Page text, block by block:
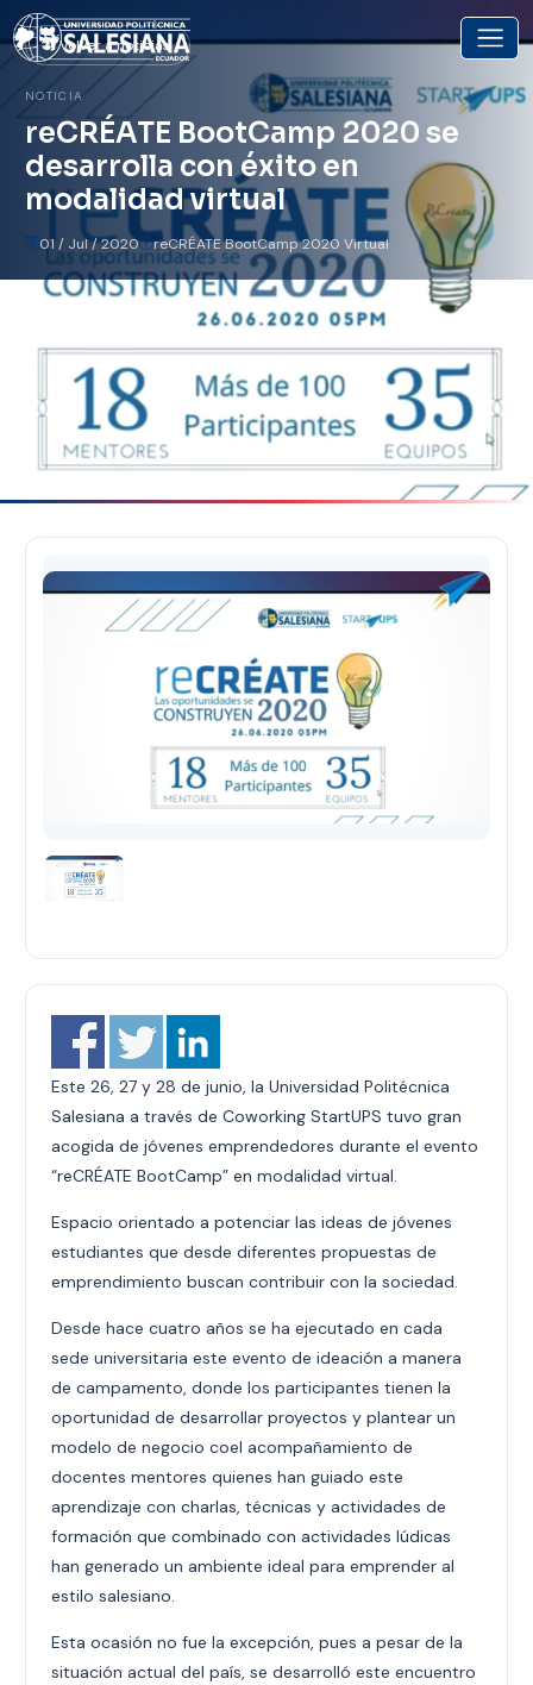
Volver a noticias
NOTICIA
reCRÉATE BootCamp 2020 se
desarrolla con éxito en
modalidad virtual
01 / Jul / 2020 reCRÉATE BootCamp 2020 Virtual
Este 26, 27 y 28 de junio, la Universidad Politécnica
Salesiana a través de Coworking StartUPS tuvo gran
acogida de jóvenes emprendedores durante el evento
“reCRÉATE BootCamp” en modalidad virtual.
Espacio orientado a potenciar las ideas de jóvenes
estudiantes que desde diferentes propuestas de
emprendimiento buscan contribuir con la sociedad.
Desde hace cuatro años se ha ejecutado en cada
sede universitaria este evento de ideación a manera
de campamento, donde los participantes tienen la
oportunidad de desarrollar proyectos y plantear un
modelo de negocio coel acompañamiento de
docentes mentores quienes han guiado este
aprendizaje con charlas, técnicas y actividades de
formación que combinado con actividades lúdicas
han generado un ambiente ideal para emprender al
estilo salesiano.
Esta ocasión no fue la excepción, pues a pesar de la
situación actual del país, se desarrolló este encuentro